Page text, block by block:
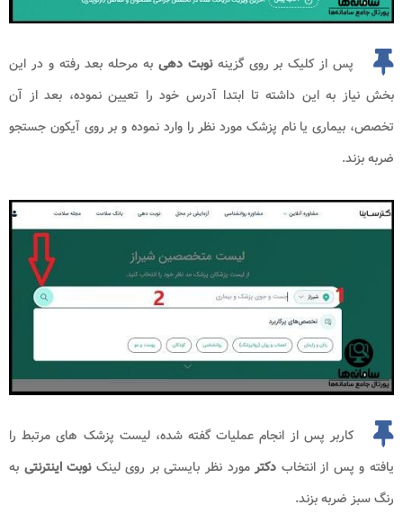
پس از کلیک بر روی گزینهنوبت دهی به مرحله بعد رفته و در این
بخش نیاز به این داشته تا ابتدا آدرس خود را تعیین نموده، بعد از آن
تخصص، بیماری یا نام پزشک مورد نظر را وارد نموده و بر روی آیکون جستجو
ضربه بزند.
کاربر پس از انجام عملیات گفته شده، لیست پزشک های مرتبط را
یافته و پس از انتخاب دکترمورد نظر بایستی بر روی لینکنوبت اینترنتی به
رنگ سبز ضربه بزند.